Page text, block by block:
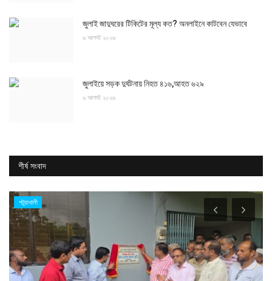
জুলাই জাদুঘরের টিকিটের মূল্য কত? অনলাইনে কাটবেন যেভাবে
৬ আগস্ট ২০২৬
জুলাইয়ে সড়ক দুর্ঘটনায় নিহত ৪১৬,আহত ৬২৯
৬ আগস্ট ২০২৬
শীর্ষ সংবাদ
পটুয়াখালী